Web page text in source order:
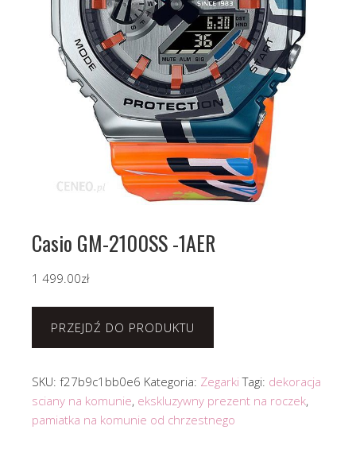
Casio GM-2100SS -1AER
1 499.00zł
PRZEJDŹ DO PRODUKTU
SKU: f27b9c1bb0e6 Kategoria: Zegarki Tagi: dekoracja
sciany na komunie, ekskluzywny prezent na roczek,
pamiatka na komunie od chrzestnego